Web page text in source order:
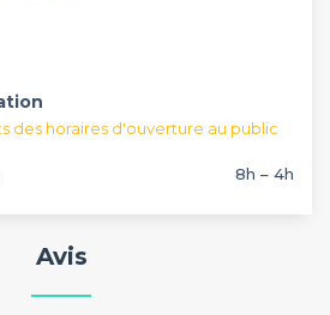
des horaires d'ouverture au public
8h – 4h
Avis